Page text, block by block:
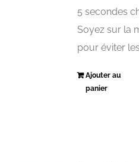
5 secondes
Soyez sur la
pour éviter
Ajouter au
panier